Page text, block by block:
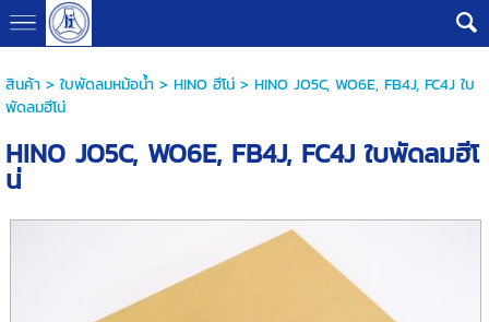
G-B0V8PHQSMZ
สินค้า> ใบพัดลมหม้อน้ำ> HINO ฮีโน่> HINO JO5C, WO6E, FB4J, FC4J ใบ
พัดลมฮีโน่
HINO JO5C, WO6E, FB4J, FC4J ใบพัดลมฮีโ
น่